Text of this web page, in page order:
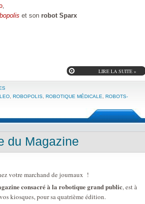
,
et son robot Sparx
LIRE LA SUITE »
ROBOPOLIS ROBOTIQUE MÉDICALE
ROBOTS-
du Magazine
votre marchand de journaux !
consacré à la robotique grand public, est à
kiosques, pour sa quatrième édition.